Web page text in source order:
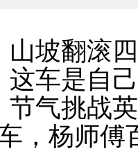
山坡翻滚
这车是自
节气挑战
，杨师傅